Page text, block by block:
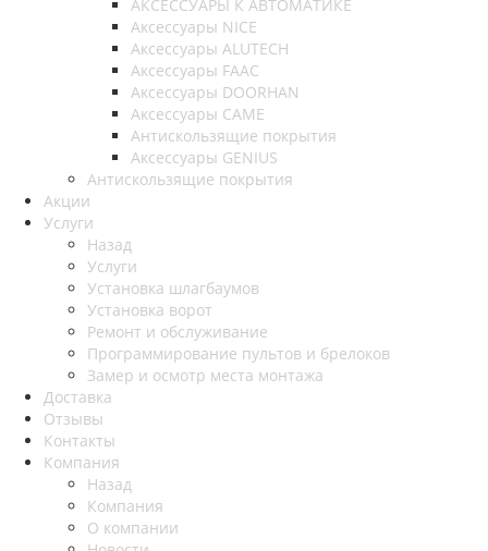
АКСЕССУАРЫ К АВТОМАТИКЕ
Аксессуары NICE
Аксессуары ALUTECH
Аксессуары FAAC
Аксессуары DOORHAN
Аксессуары CAME
Антискользящие покрытия
Аксессуары GENIUS
Антискользящие покрытия
Акции
Услуги
Назад
Услуги
Установка шлагбаумов
Установка ворот
Ремонт и обслуживание
Программирование пультов и брелоков
Замер и осмотр места монтажа
Доставка
Отзывы
Контакты
Компания
Назад
Компания
О компании